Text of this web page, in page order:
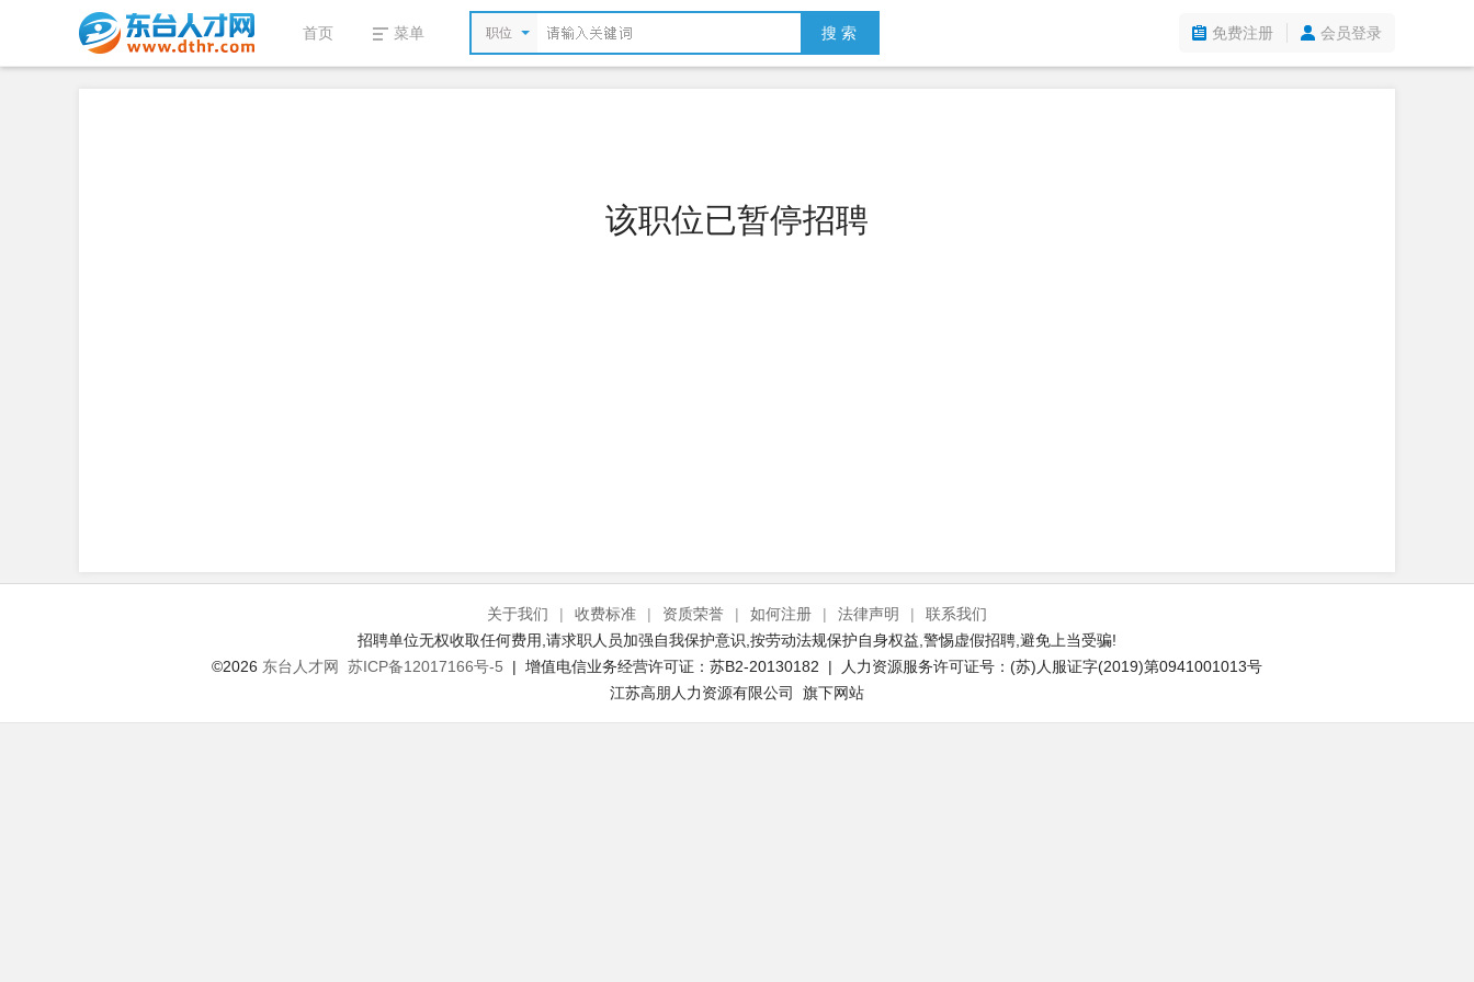
首页 菜单 职位 搜 索 免费注册 会员登录
该职位已暂停招聘
关于我们 | 收费标准 | 资质荣誉 | 如何注册 | 法律声明 |
联系我们
招聘单位无权收取任何费用,请求职人员加强自我保护意识,按劳动法规保护自身权益,警惕虚假招聘,避免上当受骗!
©2026 东台人才网 苏ICP备12017166号-5 | 增值电信业务经营许可证：苏B2-20130182 | 人力资源服务许可证号：(苏)人服证字(2019)第0941001013号
江苏高朋人力资源有限公司 旗下网站